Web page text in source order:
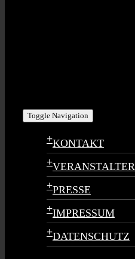
Toggle Navigation
+KONTAKT
+VERANSTALTER
+PRESSE
+IMPRESSUM
+DATENSCHUTZ